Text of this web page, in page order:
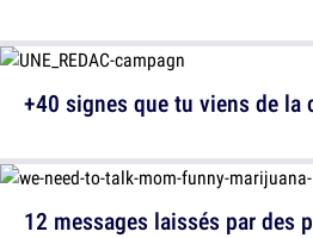
12 messages laissés par des
+40 signes que tu viens de la